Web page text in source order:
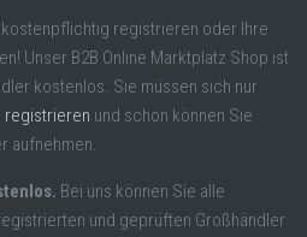
registrieren oder Ihre
Unser B2B Online Marktplatz Shop ist
kostenlos. Sie müssen sich nur
registrieren und schon können Sie
aufnehmen.
Bei uns können Sie alle
und geprüften Großhändler